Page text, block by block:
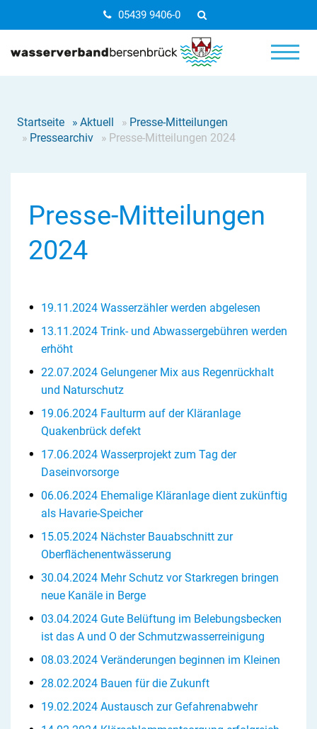
05439 9406-0
Startseite » Aktuell » Presse-Mitteilungen
» Pressearchiv » Presse-Mitteilungen 2024
Presse-Mitteilungen
2024
19.11.2024 Wasserzähler werden abgelesen
13.11.2024 Trink- und Abwassergebühren werden
erhöht
22.07.2024 Gelungener Mix aus Regenrückhalt
und Naturschutz
19.06.2024 Faulturm auf der Kläranlage
Quakenbrück defekt
17.06.2024 Wasserprojekt zum Tag der
Daseinvorsorge
06.06.2024 Ehemalige Kläranlage dient zukünftig
als Havarie-Speicher
15.05.2024 Nächster Bauabschnitt zur
Oberflächenentwässerung
30.04.2024 Mehr Schutz vor Starkregen bringen
neue Kanäle in Berge
03.04.2024 Gute Belüftung im Belebungsbecken
ist das A und O der Schmutzwasserreinigung
08.03.2024 Veränderungen beginnen im Kleinen
28.02.2024 Bauen für die Zukunft
19.02.2024 Austausch zur Gefahrenabwehr